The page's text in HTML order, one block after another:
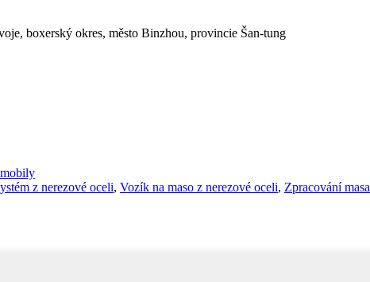
boxerský okres, město Binzhou, provincie Šan-tung
z nerezové oceli, Vozík na maso z nerezové oceli, Zpracování masa